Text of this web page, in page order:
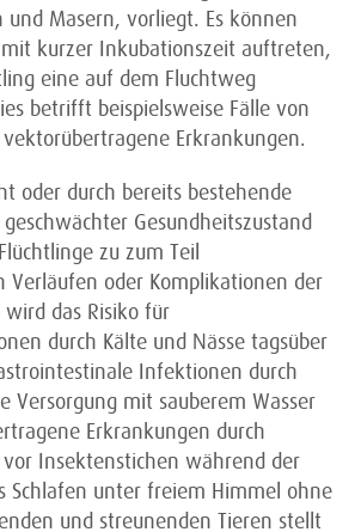
und Masern, vorliegt. Es können
kurzer Inkubationszeit auftreten,
eine auf dem Fluchtweg
betrifft beispielsweise Fälle von
vektorübertragene Erkrankungen.
oder durch bereits bestehende
Gesundheits­zustand
zu zum Teil
Verläufen oder Komplikationen der
wird das Risiko für
durch Kälte und Nässe tagsüber
Infektionen durch
Versorgung mit sauberem Wasser
Erkrankungen durch
Insekten­stichen während der
Schlafen unter freiem Himmel ohne
und streunenden Tieren stellt